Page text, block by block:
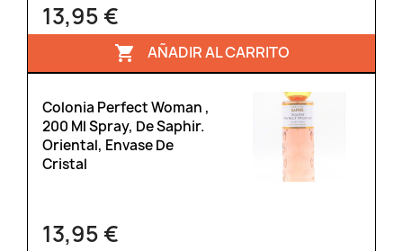
13,95 €
 AÑADIR AL CARRITO
Colonia Perfect Woman ,
200 Ml Spray, De Saphir.
Oriental, Envase De
Cristal
13,95 €